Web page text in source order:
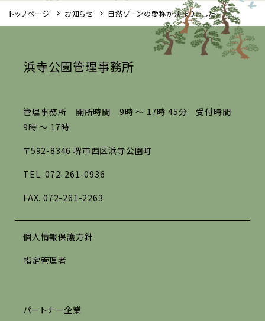
トップページ お知らせ 自然ゾーンの愛称が決まりました
浜寺公園管理事務所
管理事務所 開所時間 9時 ～ 17時 45分 受付時間
9時 ～ 17時
〒592-8346 堺市西区浜寺公園町
TEL. 072-261-0936
FAX. 072-261-2263
個人情報保護方針
指定管理者
パートナー企業